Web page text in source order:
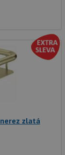
nerez zlatá